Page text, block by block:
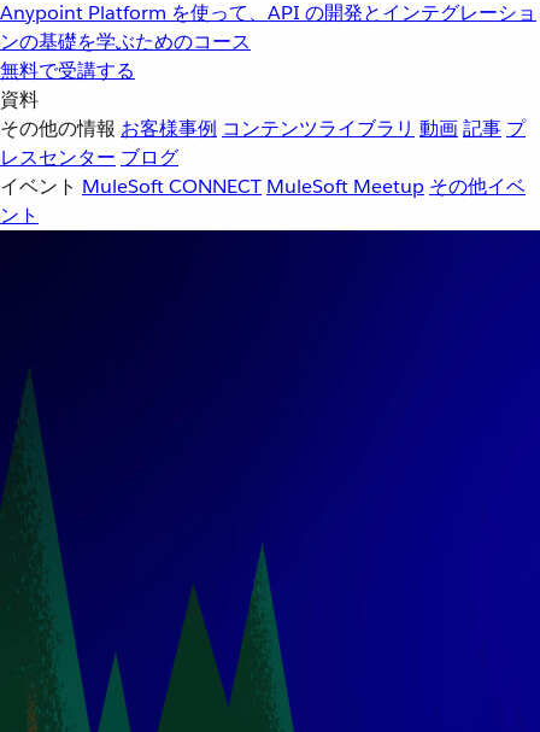
Anypoint Platform を使って、API の開発とインテグレーショ
ンの基礎を学ぶためのコース
無料で受講する
資料
その他の情報 お客様事例 コンテンツライブラリ 動画記事 プ
レスセンター ブログ
イベント MuleSoft CONNECT MuleSoft Meetup その他イベ
ント